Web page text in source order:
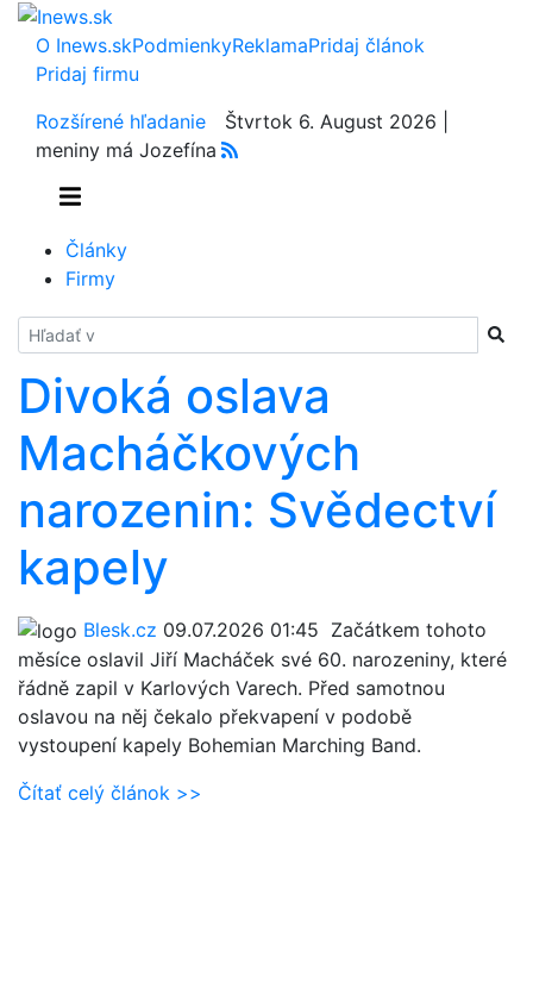
O Inews.skPodmienkyReklamaPridaj článok
Pridaj firmu
Rozšírené hľadanie
Štvrtok 6. August 2026 |
meniny má Jozefína
Články
Firmy
Hladať
Divoká oslava
Macháčkových
narozenin: Svědectví
kapely
Blesk.cz 09.07.2026 01:45 Začátkem tohoto
měsíce oslavil Jiří Macháček své 60. narozeniny, které
řádně zapil v Karlových Varech. Před samotnou
oslavou na něj čekalo překvapení v podobě
vystoupení kapely Bohemian Marching Band.
Čítať celý článok >>